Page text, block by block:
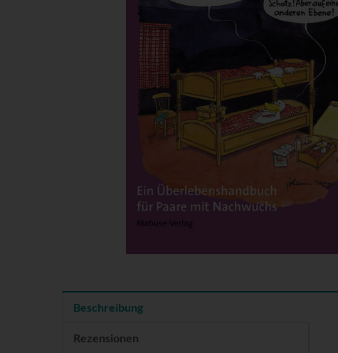
Beschreibung
Rezensionen